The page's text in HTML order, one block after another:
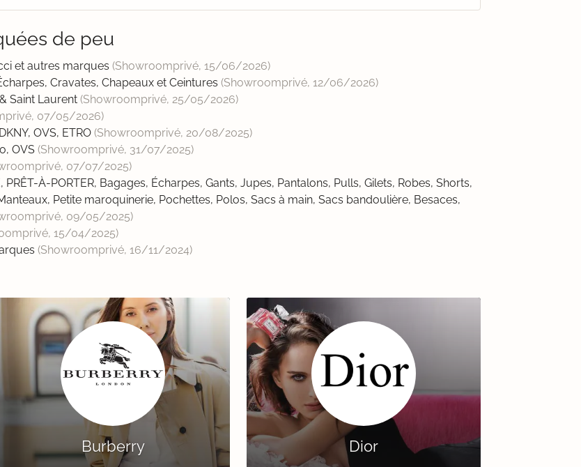
de peu
et autres marques (Showroomprivé, 15/06/2026)
Cravates, Chapeaux et Ceintures (Showroomprivé, 12/06/2026)
Saint Laurent (Showroomprivé, 25/05/2026)
07/05/2026)
OVS, ETRO (Showroomprivé, 20/08/2025)
OVS (Showroomprivé, 31/07/2025)
07/07/2025)
PRÊT-À-PORTER, Bagages, Écharpes, Gants, Jupes, Pantalons, Pulls, Gilets, Robes, Shorts,
Petite maroquinerie, Pochettes, Polos, Sacs à main, Sacs bandoulière, Besaces,
09/05/2025)
15/04/2025)
(Showroomprivé, 16/11/2024)
Burberry Dior